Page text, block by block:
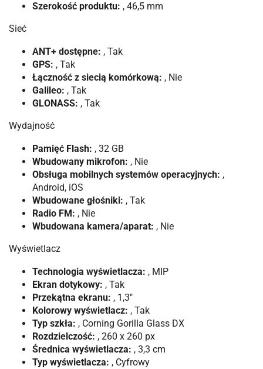
Szerokość produktu: , 46,5 mm
Sieć
ANT+ dostępne: , Tak
GPS: , Tak
Łączność z siecią komórkową: , Nie
Galileo: , Tak
GLONASS: , Tak
Wydajność
Pamięć Flash: , 32 GB
Wbudowany mikrofon: , Nie
Obsługa mobilnych systemów operacyjnych: ,
Android, iOS
Wbudowane głośniki: , Tak
Radio FM: , Nie
Wbudowana kamera/aparat: , Nie
Wyświetlacz
Technologia wyświetlacza: , MIP
Ekran dotykowy: , Tak
Przekątna ekranu: , 1,3"
Kolorowy wyświetlacz: , Tak
Typ szkła: , Corning Gorilla Glass DX
Rozdzielczość: , 260 x 260 px
Średnica wyświetlacza: , 3,3 cm
Typ wyświetlacza: , Cyfrowy